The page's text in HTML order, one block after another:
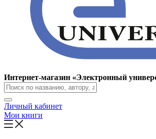
Интернет-магазин «Электронный
Личный кабинет
Мои книги